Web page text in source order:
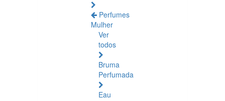
Perfumes
Mulher
Ver
todos
Bruma
Perfumada
Eau